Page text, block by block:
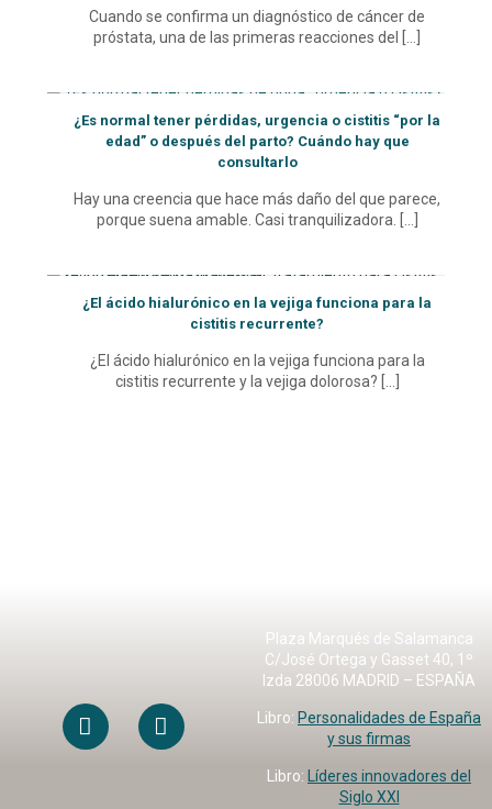
Cuando se confirma un diagnóstico de cáncer de
próstata, una de las primeras reacciones del
¿Es normal tener pérdidas, urgencia o cistitis “por la
edad” o después del parto? Cuándo hay que
consultarlo
Hay una creencia que hace más daño del que parece,
porque suena amable. Casi tranquilizadora.
¿El ácido hialurónico en la vejiga funciona para la
cistitis recurrente?
¿El ácido hialurónico en la vejiga funciona para la
cistitis recurrente y la vejiga dolorosa?
Plaza Marqués de Salamanca
C/José Ortega y Gasset 40, 1º
Izda 28006 MADRID – ESPAÑA
Libro: Personalidades de España
y sus firmas
Libro:
Líderes innovadores del
Siglo XXI